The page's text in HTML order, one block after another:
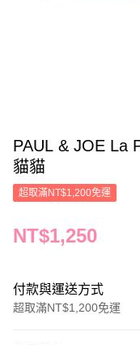
PAUL & JOE La
貓貓
超取滿NT$1,200免運
NT$1,250
付款與運送方式
超取滿NT$1,200免運